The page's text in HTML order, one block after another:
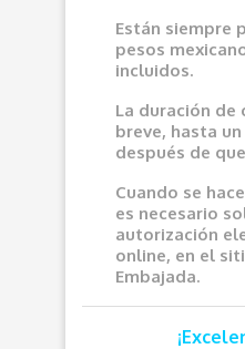
Están siempre
pesos
incluidos.
La duración de
breve, hasta
después de
Cuando se
es necesario
autorización
online, en el
Embajada.